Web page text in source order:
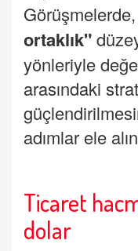
Görüşmelerde,
ortaklık"
yönleriyle
arasındaki
adımlar ele
Ticaret
dolar